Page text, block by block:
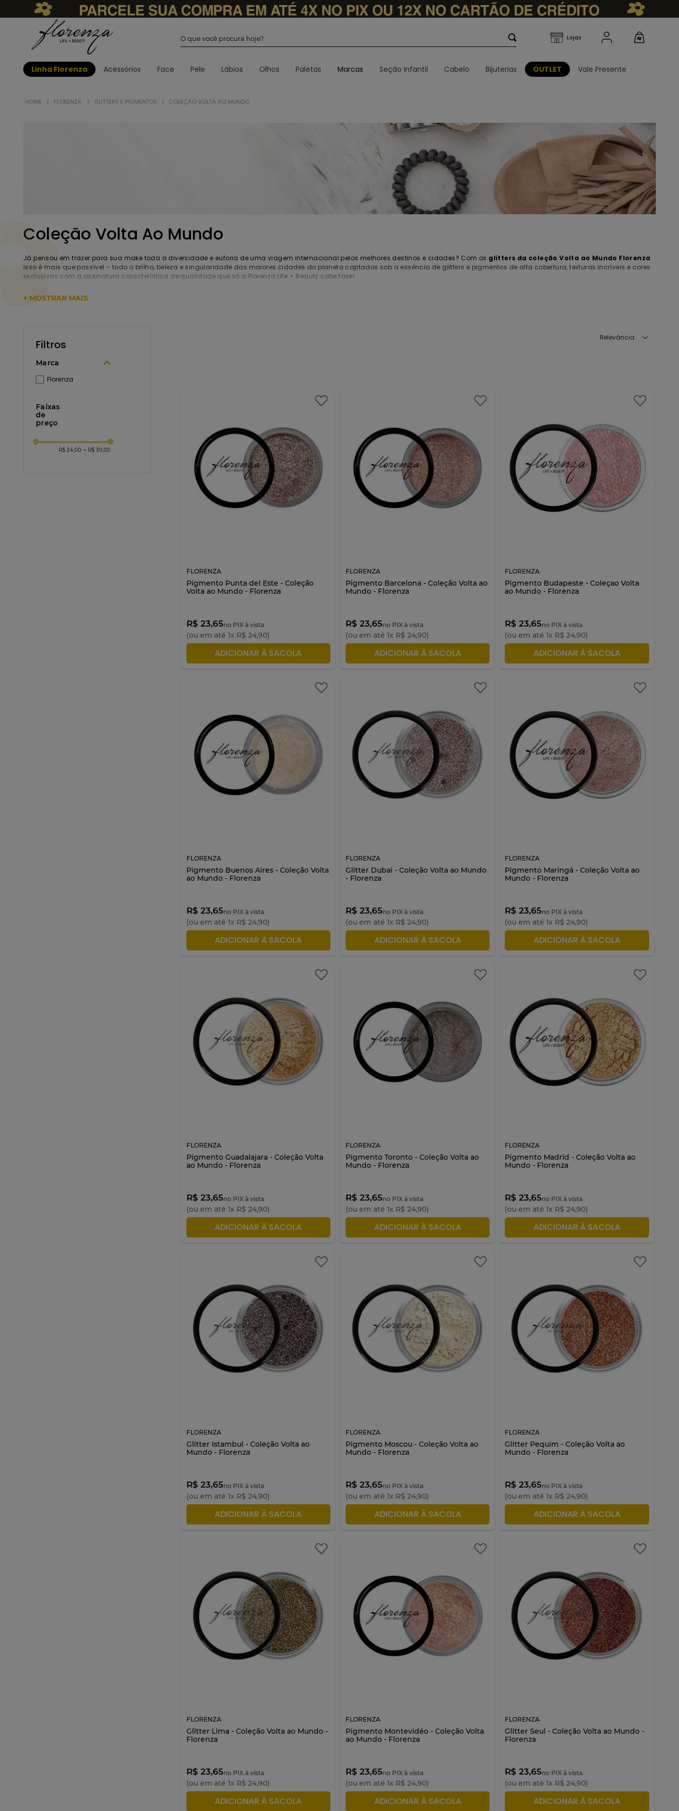
Linha Florenza Acessórios Face Pele Lábios Olhos Paletas Marcas Seção Infantil Cabelo Bijuterias OUTLET Vale Presente
FLORENZA GLITTERS E PIGMENTOS COLEÇÃO VOLTA AO MUNDO
Coleção Volta Ao Mundo
Já pensou em trazer para sua make toda a diversidade e euforia de uma viagem internacional pelos melhores destinos e cidades? Com os glitters da coleção Volta ao Mundo Florenza
isso é mais que possível – todo o brilho, beleza e singularidade das maiores cidades do planeta captados sob a essência de glitters e pigmentos de alta cobertura, texturas incríveis e cores
exclusivas com a assinatura característica de qualidade que só a Florenza Life + Beauty sabe fazer.
pela categoria e encontre tudo o que precisa em um só lugar e com as
+ MOSTRAR MAIS
Marca
Florenza
Faixas
de
preço
R$ 24,00 – R$ 30,00
Relevância
FLORENZA
Pigmento Punta del Este - Coleção
Volta ao Mundo - Florenza
R$ 23,65no PIX à vista
(ou em até 1x R$ 24,90)
ADICIONAR À SACOLA
FLORENZA
Pigmento Barcelona - Coleção Volta ao
Mundo - Florenza
R$ 23,65no PIX à vista
(ou em até 1x R$ 24,90)
ADICIONAR À SACOLA
FLORENZA
Pigmento Budapeste - Coleçao Volta
ao Mundo - Florenza
R$ 23,65no PIX à vista
(ou em até1x R$ 24,90)
ADICIONAR À SACOLA
FLORENZA
Pigmento Buenos Aires - Coleção Volta
ao Mundo - Florenza
R$ 23,65no PIX à vista
(ou em até 1x R$ 24,90)
ADICIONAR À SACOLA
FLORENZA
Glitter Dubai - Coleção Volta ao Mundo
- Florenza
R$ 23,65no PIX à vista
(ou em até 1x R$ 24,90)
ADICIONAR À SACOLA
FLORENZA
Pigmento Maringá - Coleção Volta ao
Mundo - Florenza
R$ 23,65no PIX à vista
(ou em até1x R$ 24,90)
ADICIONAR À SACOLA
FLORENZA
Pigmento Guadalajara - Coleção Volta
ao Mundo - Florenza
R$ 23,65no PIX à vista
(ou em até 1x R$ 24,90)
ADICIONAR À SACOLA
FLORENZA
Pigmento Toronto - Coleção Volta ao
Mundo - Florenza
R$ 23,65no PIX à vista
(ou em até 1x R$ 24,90)
ADICIONAR À SACOLA
FLORENZA
Pigmento Madrid - Coleção Volta ao
Mundo - Florenza
R$ 23,65no PIX à vista
(ou em até1x R$ 24,90)
ADICIONAR À SACOLA
FLORENZA
Glitter Istambul - Coleção Volta ao
Mundo - Florenza
R$ 23,65no PIX à vista
(ou em até 1x R$ 24,90)
ADICIONAR À SACOLA
FLORENZA
Pigmento Moscou - Coleção Volta ao
Mundo - Florenza
R$ 23,65no PIX à vista
(ou em até 1x R$ 24,90)
ADICIONAR À SACOLA
FLORENZA
Glitter Pequim - Coleção Volta ao
Mundo - Florenza
R$ 23,65no PIX à vista
(ou em até1x R$ 24,90)
ADICIONAR À SACOLA
FLORENZA
Glitter Lima - Coleção Volta ao Mundo -
Florenza
R$ 23,65no PIX à vista
(ou em até 1x R$ 24,90)
ADICIONAR À SACOLA
FLORENZA
Pigmento Montevidéo - Coleção Volta
ao Mundo - Florenza
R$ 23,65no PIX à vista
(ou em até 1x R$ 24,90)
ADICIONAR À SACOLA
FLORENZA
Glitter Seul - Coleção Volta ao Mundo -
Florenza
R$ 23,65no PIX à vista
(ou em até1x R$ 24,90)
ADICIONAR À SACOLA